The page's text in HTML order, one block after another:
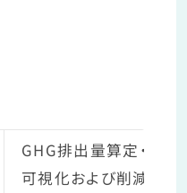
GHG排出量算定・
可視化および削減